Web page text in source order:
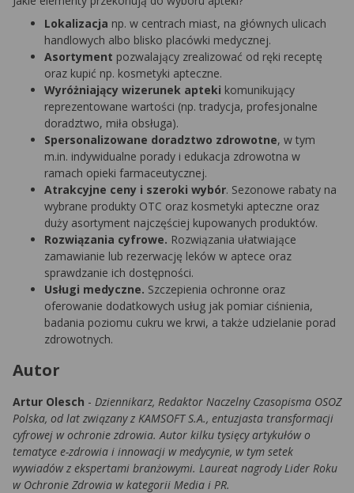
Lokalizacja np. w centrach miast, na głównych ulicach
handlowych albo blisko placówki medycznej.
Asortyment pozwalający zrealizować od ręki receptę
oraz kupić np. kosmetyki apteczne.
Wyróżniający wizerunek apteki komunikujący
reprezentowane wartości (np. tradycja, profesjonalne
doradztwo, miła obsługa).
Spersonalizowane doradztwo zdrowotne, w tym
m.in. indywidualne porady i edukacja zdrowotna w
ramach opieki farmaceutycznej.
Atrakcyjne ceny i szeroki wybór. Sezonowe rabaty na
wybrane produkty OTC oraz kosmetyki apteczne oraz
duży asortyment najczęściej kupowanych produktów.
Rozwiązania cyfrowe. Rozwiązania ułatwiające
zamawianie lub rezerwację leków w aptece oraz
sprawdzanie ich dostępności.
Usługi medyczne. Szczepienia ochronne oraz
oferowanie dodatkowych usług jak pomiar ciśnienia,
badania poziomu cukru we krwi, a także udzielanie porad
zdrowotnych.
Autor
Artur Olesch - Dziennikarz, Redaktor Naczelny Czasopisma OSOZ
Polska, od lat związany z KAMSOFT S.A., entuzjasta transformacji
cyfrowej w ochronie zdrowia. Autor kilku tysięcy artykułów o
tematyce e-zdrowia i innowacji w medycynie, w tym setek
wywiadów z ekspertami branżowymi. Laureat nagrody Lider Roku
w Ochronie Zdrowia w kategorii Media i PR.